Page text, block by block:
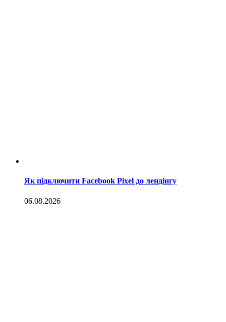
Як підключити Facebook Pixel до лендінгу
06.08.2026